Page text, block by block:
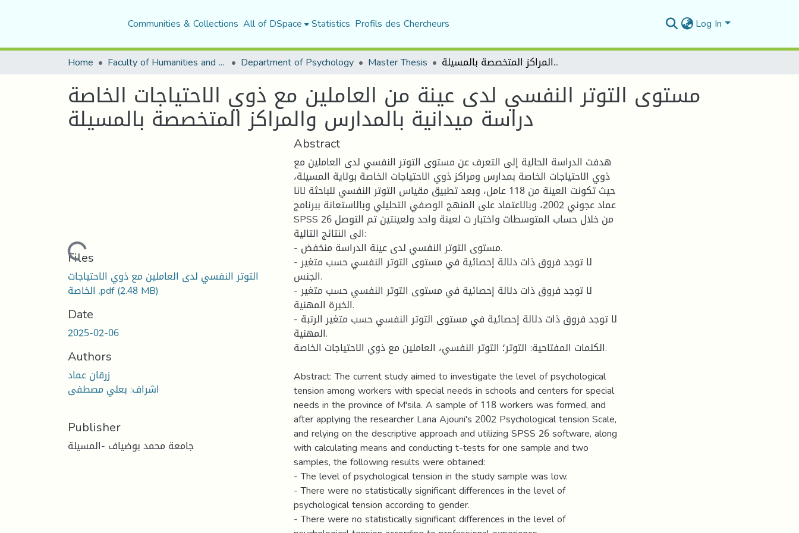
Communities & Collections All of DSpace Statistics Profils des Chercheurs Log In
Home Faculty of Humanities and Social Sciences Department of Psychology Master Thesis مستوى التوتر النفسي لدى عينة من العاملين مع ذوي الاحتياجات الخاصة دراسة ميدانية بالمدارس والمراكز المتخصصة بالمسيلة
مستوى التوتر النفسي لدى عينة من العاملين مع ذوي الاحتياجات الخاصة
دراسة ميدانية بالمدارس والمراكز المتخصصة بالمسيلة
Loading...
Files
التوتر النفسي لدى العاملين مع ذوي الاحتياجات
الخاصة .pdf(2.48 MB)
Date
2025-02-06
Authors
زرقان عماد
اشراف: بعلي مصطفى
Publisher
جامعة محمد بوضياف -المسيلة
Abstract
هدفت الدراسة الحالية إلى التعرف عن مستوى التوتر النفسي لدى العاملين مع
ذوي الاحتياجات الخاصة بمدارس ومراكز ذوي الاحتياجات الخاصة بولاية المسيلة،
حيث تكونت العينة من 118 عامل، وبعد تطبيق مقياس التوتر النفسي للباحثة لانا
عماد عجوني 2002، وبالاعتماد على المنهج الوصفي التحليلي وبالاستعانة ببرنامج
SPSS 26 من خلال حساب المتوسطات واختبار ت لعينة واحد ولعينتين تم التوصل
الى النتائج التالية:
- مستوى التوتر النفسي لدى عينة الدراسة منخفض.
- لا توجد فروق ذات دلالة إحصائية في مستوى التوتر النفسي حسب متغير
الجنس.
- لا توجد فروق ذات دلالة إحصائية في مستوى التوتر النفسي حسب متغير
الخبرة المهنية.
- لا توجد فروق ذات دلالة إحصائية في مستوى التوتر النفسي حسب متغير الرتبة
المهنية.
الكلمات المفتاحية: التوتر؛ التوتر النفسي، العاملين مع ذوي الاحتياجات الخاصة.
Abstract: The current study aimed to investigate the level of psychological
tension among workers with special needs in schools and centers for special
needs in the province of M'sila. A sample of 118 workers was formed, and
after applying the researcher Lana Ajouni's 2002 Psychological tension Scale,
and relying on the descriptive approach and utilizing SPSS 26 software, along
with calculating means and conducting t-tests for one sample and two
samples, the following results were obtained:
- The level of psychological tension in the study sample was low.
- There were no statistically significant differences in the level of
psychological tension according to gender.
- There were no statistically significant differences in the level of